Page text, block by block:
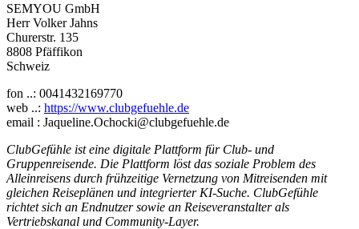
SEMYOU GmbH
Herr Volker Jahns
Churerstr. 135
8808 Pfäffikon
Schweiz
fon ..: 0041432169770
web ..: https://www.clubgefuehle.de
email : Jaqueline.Ochocki@clubgefuehle.de
ClubGefühle ist eine digitale Plattform für Club- und
Gruppenreisende. Die Plattform löst das soziale Problem des
Alleinreisens durch frühzeitige Vernetzung von Mitreisenden mit
gleichen Reiseplänen und integrierter KI-Suche. ClubGefühle
richtet sich an Endnutzer sowie an Reiseveranstalter als
Vertriebskanal und Community-Layer.